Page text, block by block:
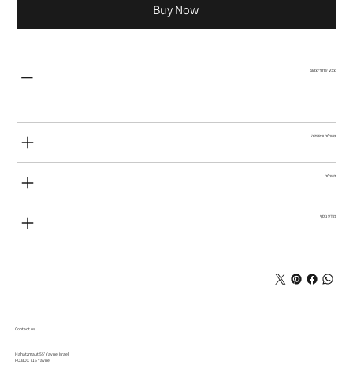
Buy Now
צבע שחור/צהוב
משלוח ואספקה
תשלום
מידע נוסף
Contact us
Hahatzmaut 55' Yavne, Israel
P.O.BOX 716 Yavne